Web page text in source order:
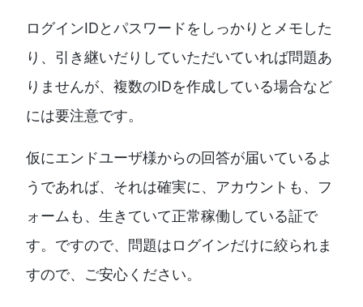
ログインIDとパスワードをしっかりとメモした
り、引き継いだりしていただいていれば問題あ
りませんが、複数のIDを作成している場合など
には要注意です。
仮にエンドユーザ様からの回答が届いているよ
うであれば、それは確実に、アカウントも、フ
ォームも、生きていて正常稼働している証で
す。ですので、問題はログインだけに絞られま
すので、ご安心ください。